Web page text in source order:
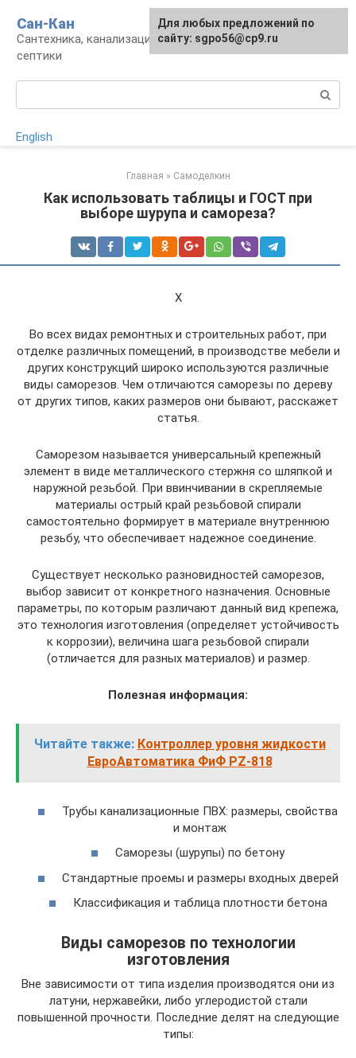
контенту
Сан-Кан
Сантехника, канализация, водопровод,
септики
English
Главная » Самоделкин
Как использовать таблицы и ГОСТ при
выборе шурупа и самореза?
X
Во всех видах ремонтных и строительных работ, при
отделке различных помещений, в производстве мебели и
других конструкций широко используются различные
виды саморезов. Чем отличаются саморезы по дереву
от других типов, каких размеров они бывают, расскажет
статья.
Саморезом называется универсальный крепежный
элемент в виде металлического стержня со шляпкой и
наружной резьбой. При ввинчивании в скрепляемые
материалы острый край резьбовой спирали
самостоятельно формирует в материале внутреннюю
резьбу, что обеспечивает надежное соединение.
Существует несколько разновидностей саморезов,
выбор зависит от конкретного назначения. Основные
параметры, по которым различают данный вид крепежа,
это технология изготовления (определяет устойчивость
к коррозии), величина шага резьбовой спирали
(отличается для разных материалов) и размер.
Полезная информация:
Читайте также: Контроллер уровня жидкости
ЕвроАвтоматика ФиФ PZ-818
Трубы канализационные ПВХ: размеры, свойства
и монтаж
Саморезы (шурупы) по бетону
Стандартные проемы и размеры входных дверей
Классификация и таблица плотности бетона
Виды саморезов по технологии
изготовления
Вне зависимости от типа изделия производятся они из
латуни, нержавейки, либо углеродистой стали
повышенной прочности. Последние делят на следующие
типы:
Для любых предложений по
сайту: sgpo56@cp9.ru